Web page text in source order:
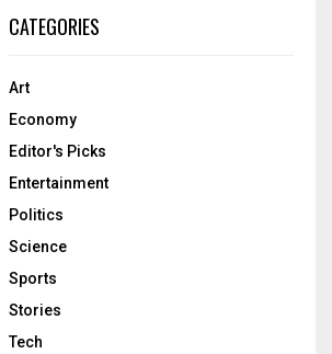
CATEGORIES
Art
Economy
Editor's Picks
Entertainment
Politics
Science
Sports
Stories
Tech